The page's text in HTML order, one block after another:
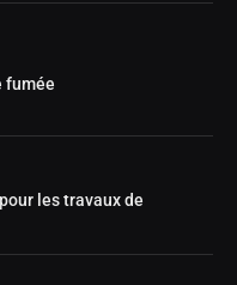
fumée
les travaux de